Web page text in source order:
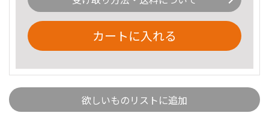
カートに入れる
欲しいものリストに追加